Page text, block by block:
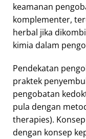
keamanan
komplementer,
herbal jika
kimia dalam
Pendekatan
praktek
pengobatan
pula dengan
therapies).
dengan konsep